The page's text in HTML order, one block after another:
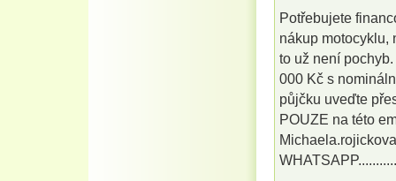
Potřebujete
nákup motocyklu,
to už není
000 Kč s
půjčku uveďte
POUZE na této